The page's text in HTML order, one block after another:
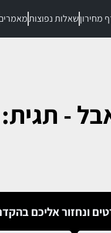
מחירוןשאלות נפוצות
-
ונחזור אליכם